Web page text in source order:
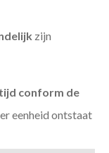
zijn
conform de
eenheid ontstaat